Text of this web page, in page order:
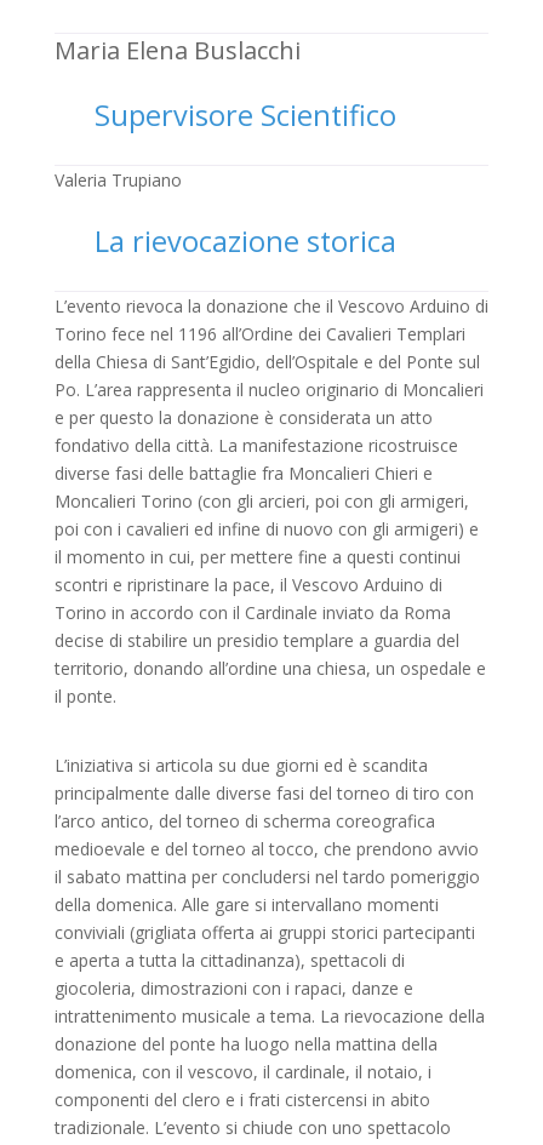
Maria Elena Buslacchi
Supervisore Scientifico
Valeria Trupiano
La rievocazione storica
L’evento rievoca la donazione che il Vescovo Arduino di
Torino fece nel 1196 all’Ordine dei Cavalieri Templari
della Chiesa di Sant’Egidio, dell’Ospitale e del Ponte sul
Po. L’area rappresenta il nucleo originario di Moncalieri
e per questo la donazione è considerata un atto
fondativo della città. La manifestazione ricostruisce
diverse fasi delle battaglie fra Moncalieri Chieri e
Moncalieri Torino (con gli arcieri, poi con gli armigeri,
poi con i cavalieri ed infine di nuovo con gli armigeri) e
il momento in cui, per mettere fine a questi continui
scontri e ripristinare la pace, il Vescovo Arduino di
Torino in accordo con il Cardinale inviato da Roma
decise di stabilire un presidio templare a guardia del
territorio, donando all’ordine una chiesa, un ospedale e
il ponte.
L’iniziativa si articola su due giorni ed è scandita
principalmente dalle diverse fasi del torneo di tiro con
l’arco antico, del torneo di scherma coreografica
medioevale e del torneo al tocco, che prendono avvio
il sabato mattina per concludersi nel tardo pomeriggio
della domenica. Alle gare si intervallano momenti
conviviali (grigliata offerta ai gruppi storici partecipanti
e aperta a tutta la cittadinanza), spettacoli di
giocoleria, dimostrazioni con i rapaci, danze e
intrattenimento musicale a tema. La rievocazione della
donazione del ponte ha luogo nella mattina della
domenica, con il vescovo, il cardinale, il notaio, i
componenti del clero e i frati cistercensi in abito
tradizionale. L’evento si chiude con uno spettacolo